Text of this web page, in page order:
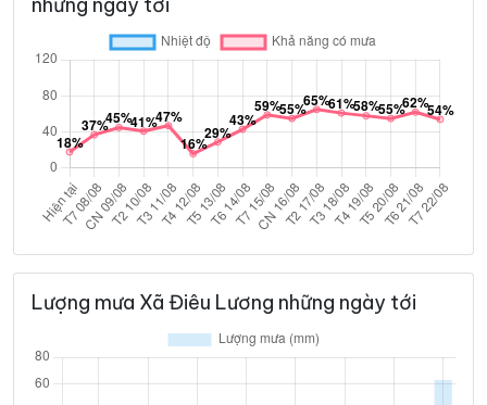
Lượng mưa Xã Điêu Lương những ngày tới